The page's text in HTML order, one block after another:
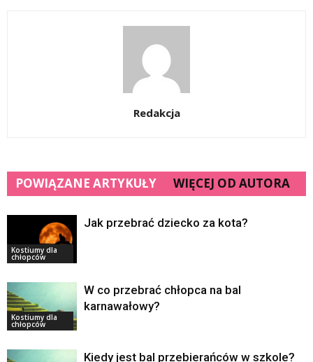
Redakcja
POWIĄZANE ARTYKUŁY WIĘCEJ OD AUTORA
Kostiumy dla
chłopców
Jak przebrać dziecko za kota?
Kostiumy dla
chłopców
W co przebrać chłopca na bal
karnawałowy?
Kiedy jest bal przebierańców w szkole?